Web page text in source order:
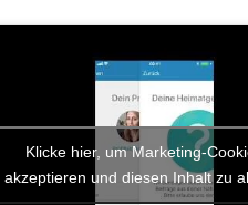
Klicke hier, um Marketing-
akzeptieren und diesen Inhalt zu